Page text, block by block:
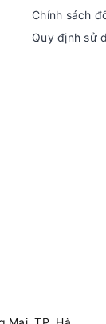
Chính sách
Quy định sử